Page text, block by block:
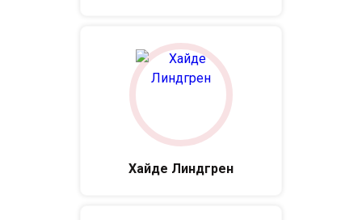
Хайде Линдгрен